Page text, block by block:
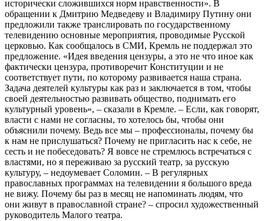
исторически сложившихся норм нравственности». В
обращении к Дмитрию Медведеву и Владимиру Путину они
предложили также транслировать по государственному
телевидению основные мероприятия, проводимые Русской
церковью. Как сообщалось в СМИ, Кремль не поддержал это
предложение. «Идея введения цензуры, а это не что иное как
фактически цензура, противоречит Конституции и не
соответствует пути, по которому развивается наша страна.
Задача деятелей культуры как раз и заключается в том, чтобы
своей деятельностью развивать общество, поднимать его
культурный уровень», – сказали в Кремле. – Если, как говорят,
власти с нами не согласны, то хотелось бы, чтобы они
объяснили почему. Ведь все мы – профессионалы, почему бы
к нам не прислушаться? Почему не пригласить нас к себе, не
сесть и не побеседовать? Я вовсе не стремлюсь встречаться с
властями, но я переживаю за русский театр, за русскую
культуру, – недоумевает Соломин. – В регулярных
православных программах на телевидении я большого вреда
не вижу. Почему бы раз в месяц не напоминать людям, что
они живут в православной стране? – спросил художественный
руководитель Малого театра.